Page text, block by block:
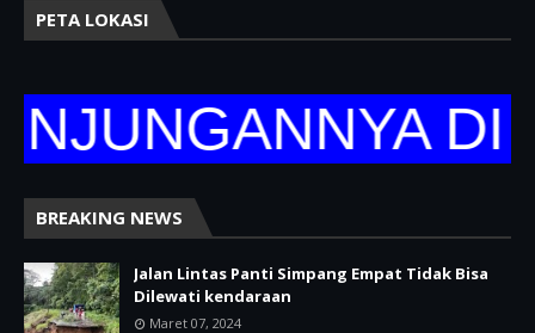
PETA LOKASI
DI
BREAKING NEWS
Jalan Lintas Panti Simpang Empat Tidak Bisa
Dilewati kendaraan
Maret 07, 2024